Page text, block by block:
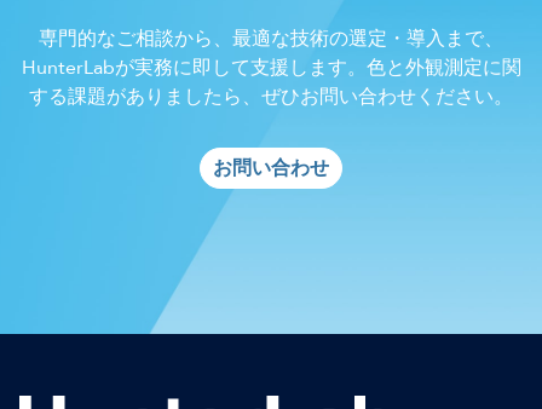
専門的なご相談から、最適な技術の選定・導入まで、
HunterLabが実務に即して支援します。色と外観測定に関
する課題がありましたら、ぜひお問い合わせください。
お問い合わせ